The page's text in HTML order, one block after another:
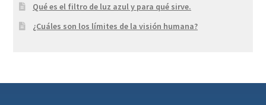
Qué es el filtro de luz azul y para qué sirve.
¿Cuáles son los límites de la visión humana?